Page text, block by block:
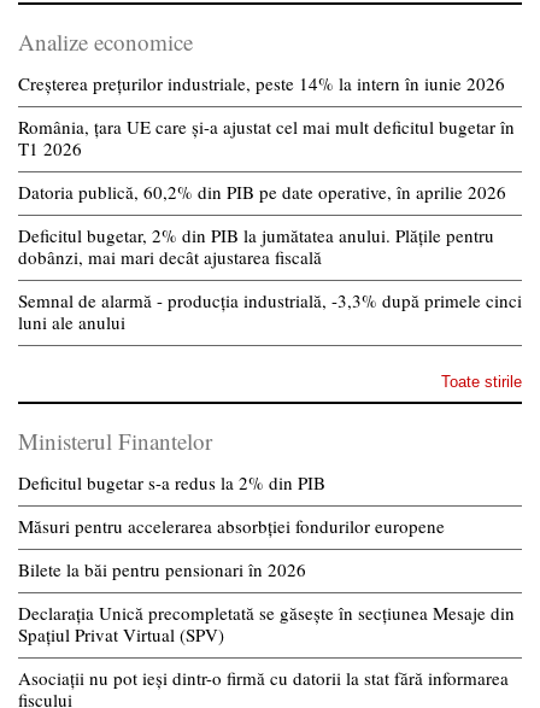
Analize economice
Creșterea prețurilor industriale, peste 14% la intern în iunie 2026
România, țara UE care și-a ajustat cel mai mult deficitul bugetar în
T1 2026
Datoria publică, 60,2% din PIB pe date operative, în aprilie 2026
Deficitul bugetar, 2% din PIB la jumătatea anului. Plățile pentru
dobânzi, mai mari decât ajustarea fiscală
Semnal de alarmă - producția industrială, -3,3% după primele cinci
luni ale anului
Toate stirile
Ministerul Finantelor
Deficitul bugetar s-a redus la 2% din PIB
Măsuri pentru accelerarea absorbției fondurilor europene
Bilete la băi pentru pensionari în 2026
Declarația Unică precompletată se găsește în secțiunea Mesaje din
Spațiul Privat Virtual (SPV)
Asociații nu pot ieși dintr-o firmă cu datorii la stat fără informarea
fiscului